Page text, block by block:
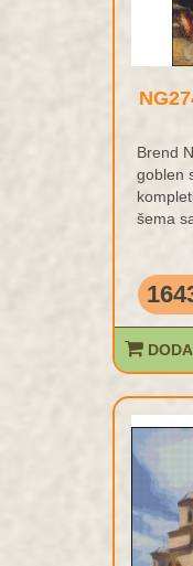
Brend
goblen
šema